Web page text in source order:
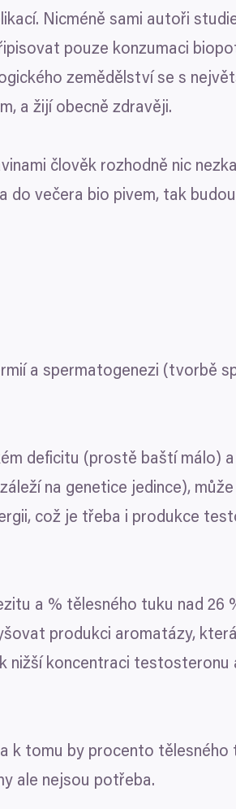
Nicméně sami autoři
pouze konzumaci
zemědělství se s
a žijí obecně zdravěji.
člověk rozhodně nic
večera bio pivem, tak
a spermatogenezi (tvorbě
deficitu (prostě baští málo)
na genetice jedince),
což je třeba i produkce
a % tělesného tuku nad 26
produkci aromatázy,
nižší koncentraci testosteronu
a k tomu by procento tělesného
ale nejsou potřeba.